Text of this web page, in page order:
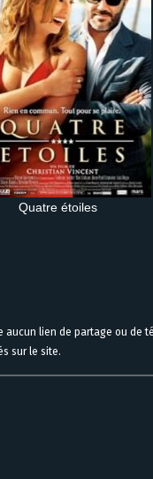
Quatre étoiles
lien de partage ou de
sur le site.